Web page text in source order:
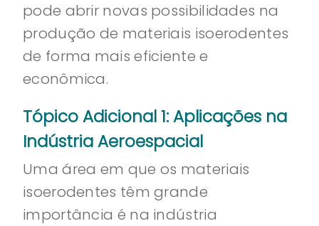
pode abrir novas possibilidades na
produção de materiais isoerodentes
de forma mais eficiente e
econômica.
Tópico Adicional 1: Aplicações na
Indústria Aeroespacial
Uma área em que os materiais
isoerodentes têm grande
importância é na indústria